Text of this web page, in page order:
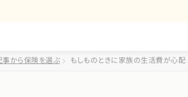
事から保険を選ぶ もしものときに家族の生活費が心配